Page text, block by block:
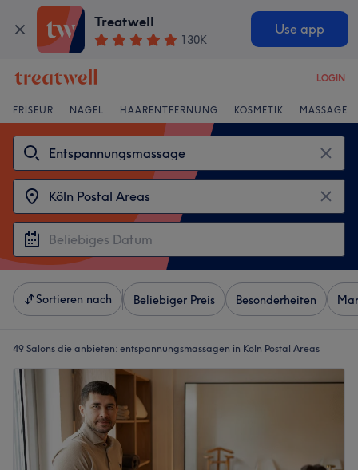
Treatwell
130K
Use app
LOGIN
FRISEUR NÄGEL HAARENTFERNUNG KOSMETIK MASSAGE
Sortieren nach Beliebiger Preis Besonderheiten
49 Salons die anbieten: entspannungsmassagen in Köln Postal Areas